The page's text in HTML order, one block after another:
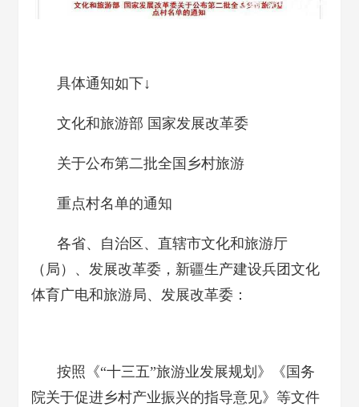
具体通知如下↓
文化和旅游部 国家发展改革委
关于公布第二批全国乡村旅游
重点村名单的通知
各省、自治区、直辖市文化和旅游厅
（局）、发展改革委，新疆生产建设兵团文化
体育广电和旅游局、发展改革委：
按照《“十三五”旅游业发展规划》《国务
院关于促进乡村产业振兴的指导意见》等文件